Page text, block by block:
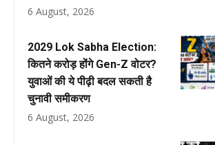
6 August, 2026
2029 Lok Sabha Election:
कितने करोड़ होंगे Gen-Z वोटर?
युवाओं की ये पीढ़ी बदल सकती है
चुनावी समीकरण
6 August, 2026